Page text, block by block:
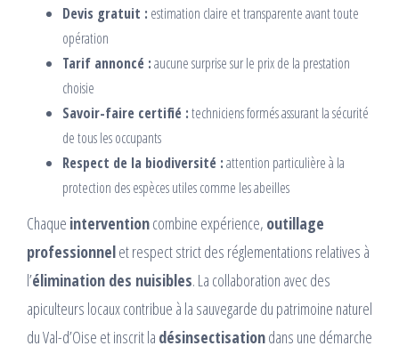
Devis gratuit : estimation claire et transparente avant toute
opération
Tarif annoncé :aucune surprise sur le prix de la prestation
choisie
Savoir-faire certifié :techniciens formés assurant la sécurité
de tous les occupants
Respect de la biodiversité :attention particulière à la
protection des espèces utiles comme les abeilles
Chaque interventioncombine expérience, outillage
professionnelet respect strict des réglementations relatives à
l’élimination des nuisibles. La collaboration avec des
apiculteurs locaux contribue à la sauvegarde du patrimoine naturel
du Val-d’Oise et inscrit la désinsectisationdans une démarche